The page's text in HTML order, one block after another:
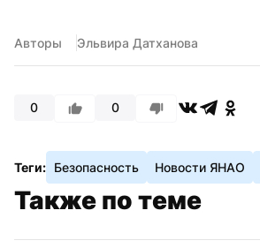
Авторы Эльвира Датханова
0 0
Теги: Безопасность Новости ЯНАО
Также по теме